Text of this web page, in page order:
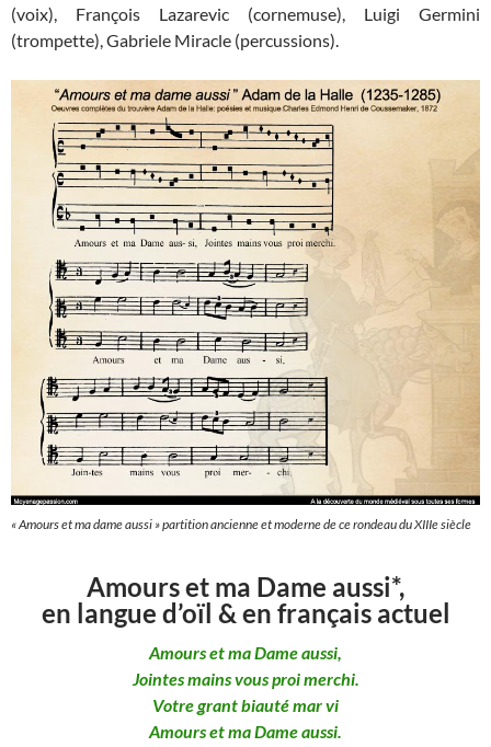
(voix), François Lazarevic (cornemuse), Luigi Germini
(trompette), Gabriele Miracle (percussions).
« Amours et ma dame aussi » partition ancienne et moderne de ce rondeau du XIIIe siècle
Amours et ma Dame aussi*,
en langue d’oïl & en français actuel
Amours et ma Dame aussi,
Jointes mains vous proi merchi.
Votre grant biauté mar vi
Amours et ma Dame aussi.